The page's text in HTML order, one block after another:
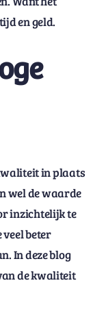
en geld.
in plaats
wel de waarde
inzichtelijk te
beter
In deze blog
de kwaliteit